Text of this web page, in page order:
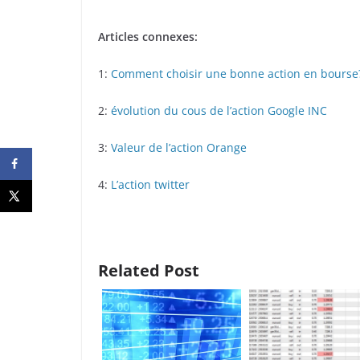
Articles connexes:
1: Comment choisir une bonne action en
2: évolution du cous de l’action Google INC
3: Valeur de l’action Orange
4: L’action twitter
Related Post